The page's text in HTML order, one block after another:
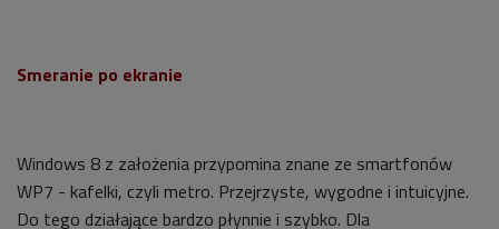
Smeranie po ekranie
Windows 8 z założenia przypomina znane ze smartfonów
WP7 - kafelki, czyli metro. Przejrzyste, wygodne i intuicyjne.
Do tego działające bardzo płynnie i szybko. Dla